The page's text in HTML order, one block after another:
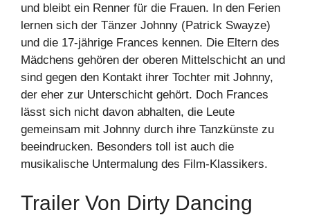
und bleibt ein Renner für die Frauen. In den Ferien
lernen sich der Tänzer Johnny (Patrick Swayze)
und die 17-jährige Frances kennen. Die Eltern des
Mädchens gehören der oberen Mittelschicht an und
sind gegen den Kontakt ihrer Tochter mit Johnny,
der eher zur Unterschicht gehört. Doch Frances
lässt sich nicht davon abhalten, die Leute
gemeinsam mit Johnny durch ihre Tanzkünste zu
beeindrucken. Besonders toll ist auch die
musikalische Untermalung des Film-Klassikers.
Trailer Von Dirty Dancing